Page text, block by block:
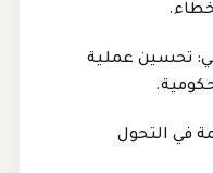
تحسين عملية
في التحول